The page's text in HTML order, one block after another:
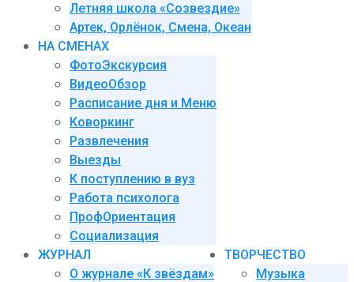
Летняя школа «Созвездие»
Артек, Орлёнок, Смена, Океан
НА СМЕНАХ
ФотоЭкскурсия
ВидеоОбзор
Расписание дня и Меню
Коворкинг
Развлечения
Выезды
К поступлению в вуз
Работа психолога
ПрофОриентация
Социализация
ЖУРНАЛ
О журнале «К звёздам»
ТВОРЧЕСТВО
Музыка